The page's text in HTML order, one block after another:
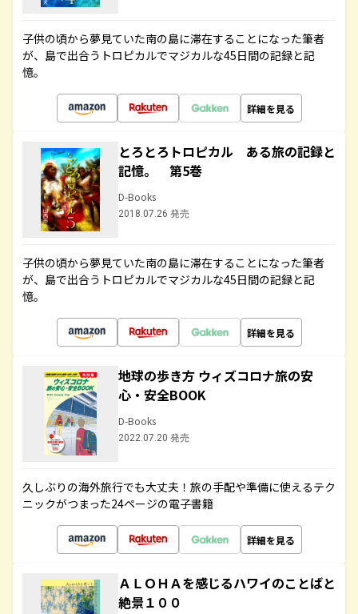
子供の頃から夢見ていた南の島に滞在することになった筆者
が、島で出合うトロピカルでマジカルな45日間の記録と記
憶。
詳細を見る
とろとろトロピカル ある旅の記録と
記憶。 第5巻
D-Books
2018.07.26 発売
子供の頃から夢見ていた南の島に滞在することになった筆者
が、島で出合うトロピカルでマジカルな45日間の記録と記
憶。
詳細を見る
地球の歩き方 ウィズコロナ旅の安
心・安全BOOK
D-Books
2022.07.20 発売
久しぶりの海外旅行でも大丈夫！旅の手配や準備に使えるテク
ニックがつまった24ページの電子書籍
詳細を見る
ＡＬＯＨＡを感じるハワイのことばと
絶景１００